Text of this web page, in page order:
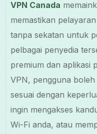
VPN Canada
memastikan
tanpa sekatan untuk
pelbagai penyedia
premium dan aplikasi
VPN, pengguna
sesuai dengan
ingin mengakses
Wi-Fi anda, atau